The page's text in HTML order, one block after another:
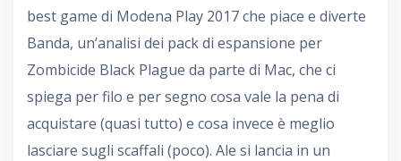
best game di Modena Play 2017 che piace e diverte
Banda, un’analisi dei pack di espansione per
Zombicide Black Plague da parte di Mac, che ci
spiega per filo e per segno cosa vale la pena di
acquistare (quasi tutto) e cosa invece è meglio
lasciare sugli scaffali (poco). Ale si lancia in un